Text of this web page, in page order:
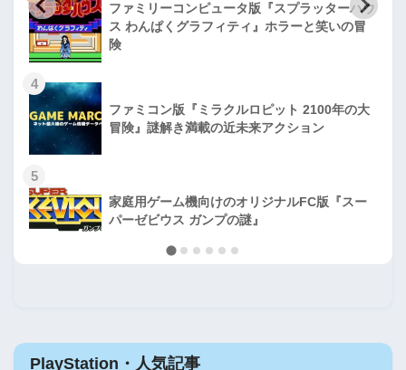
ファミリーコンピュータ版『スプラッターハウ
ス わんぱくグラフィティ』ホラーと笑いの冒
険
4
ファミコン版『ミラクルロピット 2100年の大
冒険』謎解き満載の近未来アクション
5
家庭用ゲーム機向けのオリジナルFC版『スー
パーゼビウス ガンプの謎』
PlayStation・人気記事